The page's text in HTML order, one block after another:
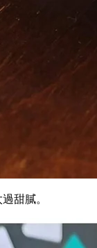
甜膩。